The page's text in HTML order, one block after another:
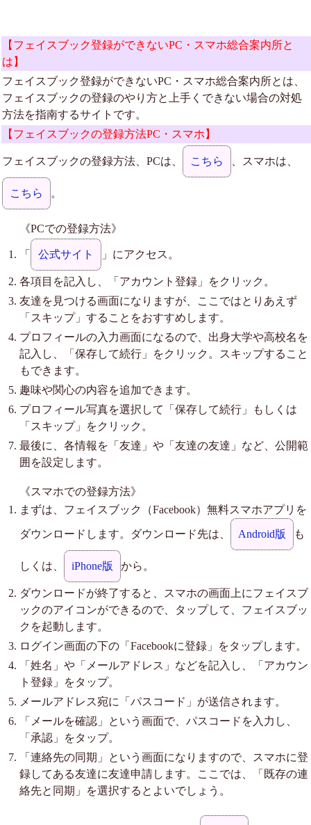
【フェイスブック登録ができないPC・スマホ総合案内所と
は】
フェイスブック登録ができないPC・スマホ総合案内所とは、
フェイスブックの登録のやり方と上手くできない場合の対処
方法を指南するサイトです。
【フェイスブックの登録方法PC・スマホ】
フェイスブックの登録方法、PCは、 こちら 、スマホは、
こちら 。
《PCでの登録方法》
「 公式サイト 」にアクセス。
各項目を記入し、「アカウント登録」をクリック。
友達を見つける画面になりますが、ここではとりあえず
「スキップ」することをおすすめします。
プロフィールの入力画面になるので、出身大学や高校名を
記入し、「保存して続行」をクリック。スキップすること
もできます。
趣味や関心の内容を追加できます。
プロフィール写真を選択して「保存して続行」もしくは
「スキップ」をクリック。
最後に、各情報を「友達」や「友達の友達」など、公開範
囲を設定します。
《スマホでの登録方法》
まずは、フェイスブック（Facebook）無料スマホアプリを
ダウンロードします。ダウンロード先は、 Android版 も
しくは、 iPhone版 から。
ダウンロードが終了すると、スマホの画面上にフェイスブ
ックのアイコンができるので、タップして、フェイスブッ
クを起動します。
ログイン画面の下の「Facebookに登録」をタップします。
「姓名」や「メールアドレス」などを記入し、「アカウン
ト登録」をタップ。
メールアドレス宛に「パスコード」が送信されます。
「メールを確認」という画面で、パスコードを入力し、
「承認」をタップ。
「連絡先の同期」という画面になりますので、スマホに登
録してある友達に友達申請します。ここでは、「既存の連
絡先と同期」を選択するとよいでしょう。